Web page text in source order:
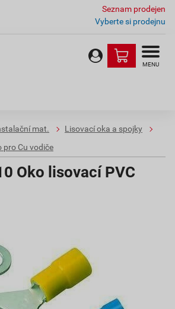
Seznam prodejen
Vyberte si prodejnu
MENU
mat.
Lisovací oka a spojky
pro Cu vodiče
Oko lisovací PVC